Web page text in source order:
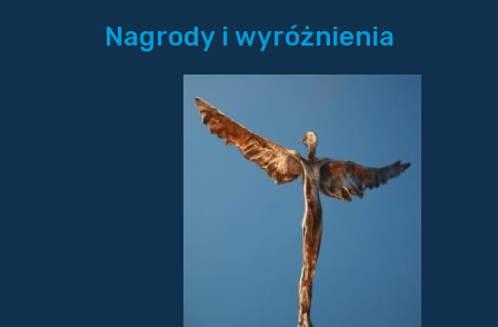
Nagrody i wyróżnienia